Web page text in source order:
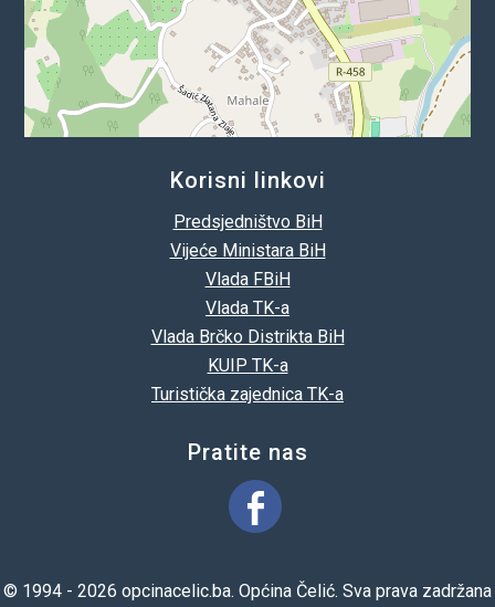
Korisni linkovi
Predsjedništvo BiH
Vijeće Ministara BiH
Vlada FBiH
Vlada TK-a
Vlada Brčko Distrikta BiH
KUIP TK-a
Turistička zajednica TK-a
Pratite nas
© 1994 - 2026 opcinacelic.ba. Općina Čelić. Sva prava zadržana